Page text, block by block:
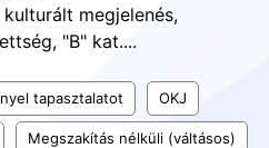
megjelenés,
"B" kat....
tapasztalatot OKJ
Megszakítás nélküli (váltásos)